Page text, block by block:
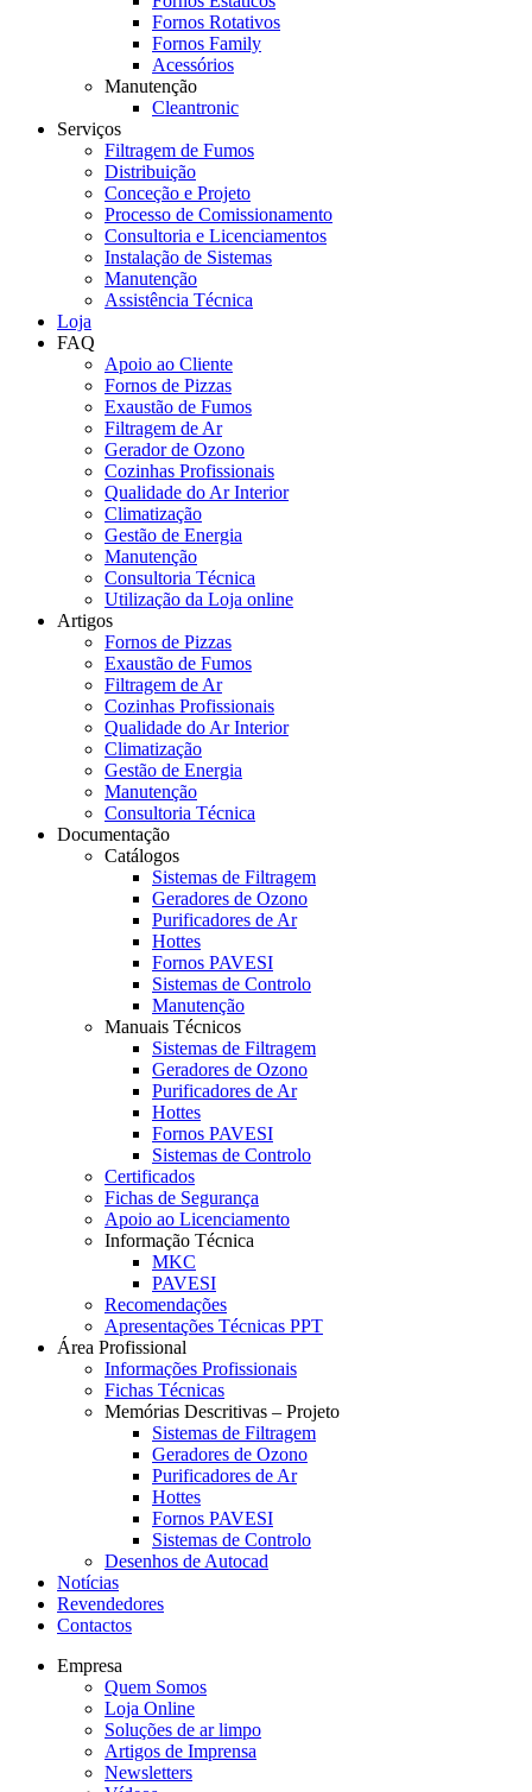
Fornos Rotativos
Fornos Family
Acessórios
Manutenção
Cleantronic
Serviços
Filtragem de Fumos
Distribuição
Conceção e Projeto
Processo de Comissionamento
Consultoria e Licenciamentos
Instalação de Sistemas
Manutenção
Assistência Técnica
Loja
FAQ
Apoio ao Cliente
Fornos de Pizzas
Exaustão de Fumos
Filtragem de Ar
Gerador de Ozono
Cozinhas Profissionais
Qualidade do Ar Interior
Climatização
Gestão de Energia
Manutenção
Consultoria Técnica
Utilização da Loja online
Artigos
Fornos de Pizzas
Exaustão de Fumos
Filtragem de Ar
Cozinhas Profissionais
Qualidade do Ar Interior
Climatização
Gestão de Energia
Manutenção
Consultoria Técnica
Documentação
Catálogos
Sistemas de Filtragem
Geradores de Ozono
Purificadores de Ar
Hottes
Fornos PAVESI
Sistemas de Controlo
Manutenção
Manuais Técnicos
Sistemas de Filtragem
Geradores de Ozono
Purificadores de Ar
Hottes
Fornos PAVESI
Sistemas de Controlo
Certificados
Fichas de Segurança
Apoio ao Licenciamento
Informação Técnica
MKC
PAVESI
Recomendações
Apresentações Técnicas PPT
Área Profissional
Informações Profissionais
Fichas Técnicas
Memórias Descritivas – Projeto
Sistemas de Filtragem
Geradores de Ozono
Purificadores de Ar
Hottes
Fornos PAVESI
Sistemas de Controlo
Desenhos de Autocad
Notícias
Revendedores
Contactos
Empresa
Quem Somos
Loja Online
Soluções de ar limpo
Artigos de Imprensa
Newsletters